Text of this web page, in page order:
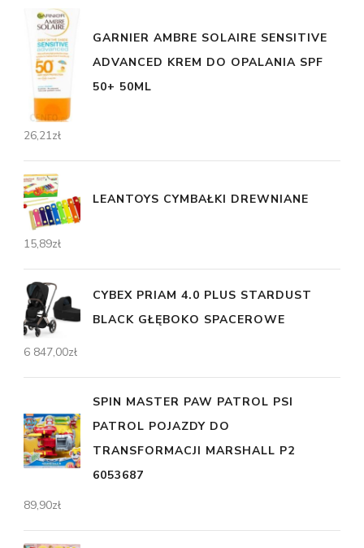
GARNIER AMBRE SOLAIRE SENSITIVE
ADVANCED KREM DO OPALANIA SPF
50+ 50ML
26,21zł
LEANTOYS CYMBAŁKI DREWNIANE
15,89zł
CYBEX PRIAM 4.0 PLUS STARDUST
BLACK GŁĘBOKO SPACEROWE
6 847,00zł
SPIN MASTER PAW PATROL PSI
PATROL POJAZDY DO
TRANSFORMACJI MARSHALL P2
6053687
89,90zł